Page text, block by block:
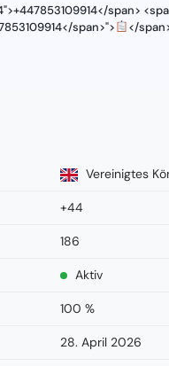
span>
span>">
</
Vereinigtes
+44
186
Aktiv
100 %
28. April 2026